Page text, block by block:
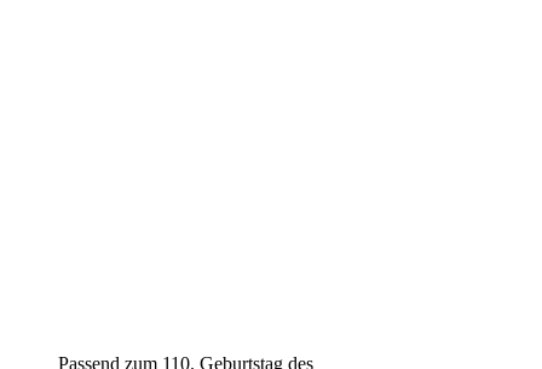
Passend zum 110. Geburtstag des